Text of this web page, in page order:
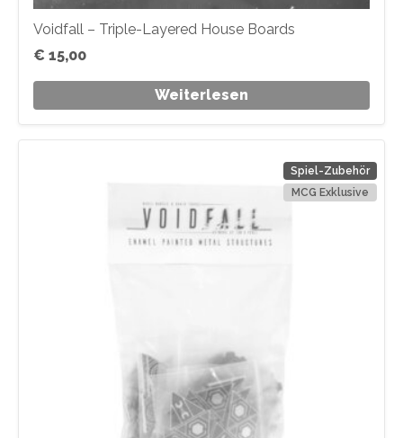
Voidfall – Triple-Layered House Boards
€ 15,00
Weiterlesen
Spiel-Zubehör
MCG Exklusive